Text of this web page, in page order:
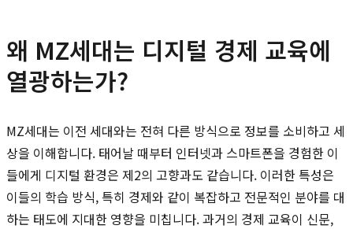
왜 MZ세대는 디지털 경제 교육에
열광하는가?
MZ세대는 이전 세대와는 전혀 다른 방식으로 정보를 소비하고 세
상을 이해합니다. 태어날 때부터 인터넷과 스마트폰을 경험한 이
들에게 디지털 환경은 제2의 고향과도 같습니다. 이러한 특성은
이들의 학습 방식, 특히 경제와 같이 복잡하고 전문적인 분야를 대
하는 태도에 지대한 영향을 미칩니다. 과거의 경제 교육이 신문,